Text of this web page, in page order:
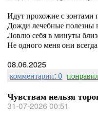
Идут прохожие с зонтами
Дожди лечебные полезны
Ловлю себя в минуты
Не одного меня они
08.06.2025
комментарии: 0
Чувствам нельзя
31-07-2026 00:51